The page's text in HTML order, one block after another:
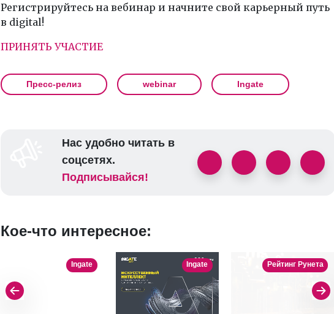
Регистрируйтесь на вебинар и начните свой карьерный путь
в digital!
ПРИНЯТЬ УЧАСТИЕ
Пресс-релиз webinar Ingate
Нас удобно читать в
соцсетях.
Подписывайся!
Кое-что интересное:
Ingate Ingate Рейтинг Рунета